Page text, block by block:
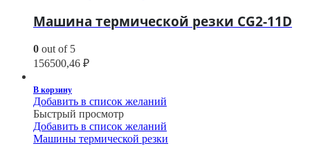
Машина термической резки CG2-11D
0 out of 5
156500,46 ₽
В корзину
Добавить в список желаний
Быстрый просмотр
Добавить в список желаний
Машины термической резки